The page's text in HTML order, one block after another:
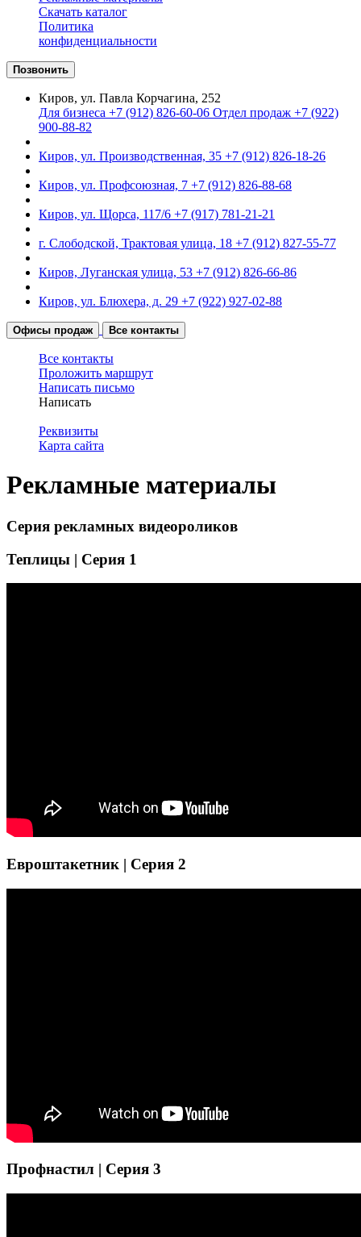
Cкачать каталог
Политика
конфиденциальности
Позвонить
Киров, ул. Павла Корчагина, 252
Для бизнеса +7 (912) 826-60-06 Отдел продаж +7 (922)
900-88-82
Киров, ул. Производственная, 35 +7 (912) 826-18-26
Киров, ул. Профсоюзная, 7 +7 (912) 826-88-68
Киров, ул. Щорса, 117/6 +7 (917) 781-21-21
г. Слободской, Трактовая улица, 18 +7 (912) 827-55-77
Киров, Луганская улица, 53 +7 (912) 826-66-86
Киров, ул. Блюхера, д. 29 +7 (922) 927-02-88
Офисы продаж Все контакты
Все контакты
Проложить маршрут
Написать письмо
Написать
Реквизиты
Карта сайта
Рекламные материалы
Серия рекламных видеороликов
Теплицы | Серия 1
Евроштакетник | Серия 2
Профнастил | Серия 3